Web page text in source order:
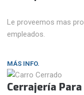
Le proveemos mas
empleados.
MÁS INFO.
Cerrajería